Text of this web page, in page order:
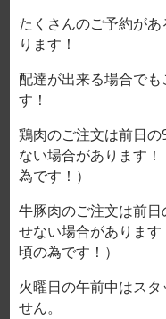
たくさんのご予約が
ります！
配達が出来る場合で
す！
鶏肉のご注文は前日
ない場合があります
為です！）
牛豚肉のご注文は前
せない場合がありま
頃の為です！）
火曜日の午前中はス
せん。